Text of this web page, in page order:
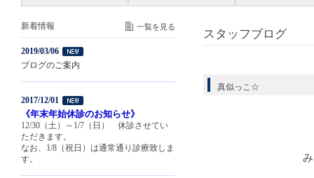
スタッフブログ
真似っこ☆
新着情報 一覧を見る
2019/03/06
ブログのご案内
2017/12/01
《年末年始休診のお知らせ》
12/30（土）～1/7（日） 休診させてい
ただきます。
なお、1/8（祝日）は通常通り診療致しま
す。